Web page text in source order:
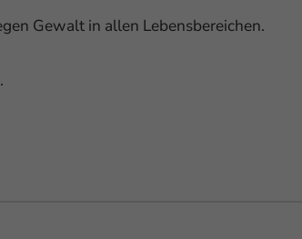
Gewalt in allen Lebensbereichen.